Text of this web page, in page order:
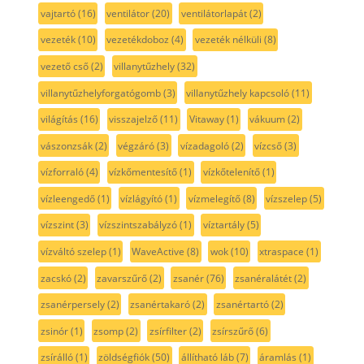
vajtartó(16) ventilátor(20) ventilátorlapát(2)
vezeték(10) vezetékdoboz (4) vezeték nélküli (8)
vezető cső(2) villanytűzhely(32)
villanytűzhelyforgatógomb(3) villanytűzhely kapcsoló(11)
világítás (16) visszajelző(11) Vitaway(1) vákuum(2)
vászonzsák(2) végzáró(3) vízadagoló(2) vízcső(3)
vízforraló(4) vízkőmentesítő(1) vízkőtelenítő(1)
vízleengedő(1) vízlágyító(1) vízmelegítő(8) vízszelep(5)
vízszint(3) vízszintszabályzó(1) víztartály(5)
vízváltó szelep(1) WaveActive (8) wok(10) xtraspace (1)
zacskó(2) zavarszűrő(2) zsanér(76) zsanéralátét(2)
zsanérpersely(2) zsanértakaró(2) zsanértartó(2)
zsinór(1) zsomp(2) zsírfilter(2) zsírszűrő(6)
zsírálló(1) zöldségfiók(50) állítható láb(7) áramlás (1)